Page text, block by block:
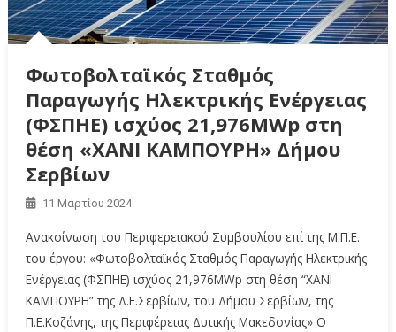
Φωτοβολταϊκός Σταθμός
Παραγωγής Ηλεκτρικής Ενέργειας
(ΦΣΠΗΕ) ισχύος 21,976MWp στη
θέση «ΧΑΝΙ ΚΑΜΠΟΥΡΗ» Δήμου
Σερβίων
11 Μαρτίου 2024
Ανακοίνωση του Περιφερειακού Συμβουλίου επί της Μ.Π.Ε.
του έργου: «Φωτοβολταϊκός Σταθμός Παραγωγής Ηλεκτρικής
Ενέργειας (ΦΣΠΗΕ) ισχύος 21,976MWp στη θέση “ΧΑΝΙ
ΚΑΜΠΟΥΡΗ” της Δ.Ε.Σερβίων, του Δήμου Σερβίων, της
Π.Ε.Κοζάνης, της Περιφέρειας Δυτικής Μακεδονίας» Ο